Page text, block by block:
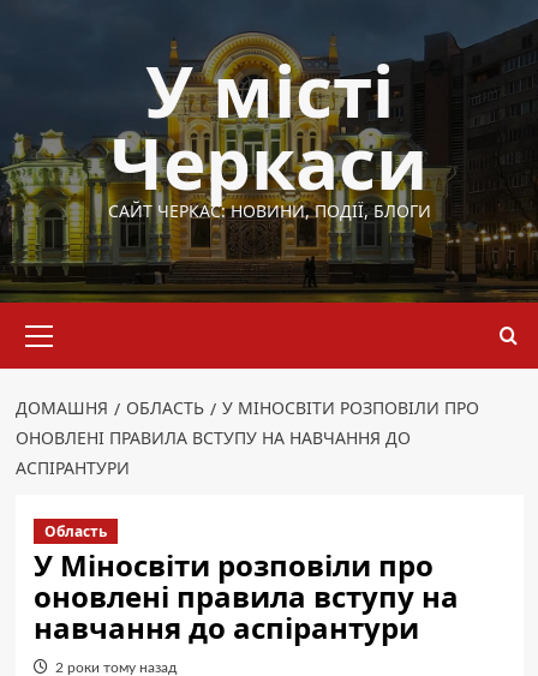
У місті
Черкаси
САЙТ ЧЕРКАС: НОВИНИ, ПОДІЇ, БЛОГИ
меню
ДОМАШНЯ ОБЛАСТЬ
У МІНОСВІТИ РОЗПОВІЛИ ПРО
ОНОВЛЕНІ ПРАВИЛА ВСТУПУ НА НАВЧАННЯ ДО
АСПІРАНТУРИ
Область
У Міносвіти розповіли про
оновлені правила вступу на
навчання до аспірантури
2 роки тому назад